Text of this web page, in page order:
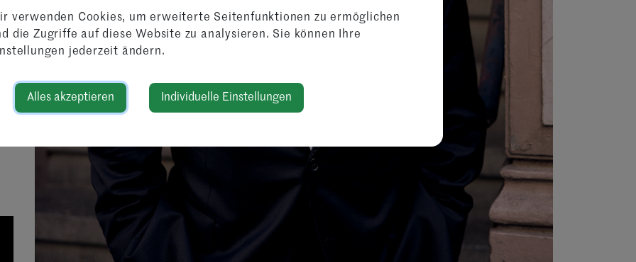
verwenden Cookies, um erweiterte Seitenfunktionen zu ermöglichen
die Zugriffe auf diese Website zu analysieren. Sie können Ihre
jederzeit ändern.
Alles akzeptieren Individuelle Einstellungen